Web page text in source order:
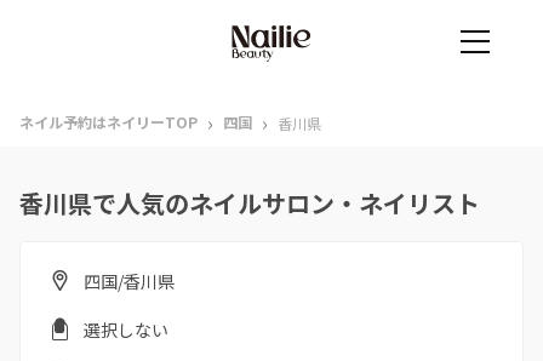
ネイル予約はネイリーTOP › 四国 › 香川県
香川県で人気のネイルサロン・ネイリスト
四国/香川県
選択しない